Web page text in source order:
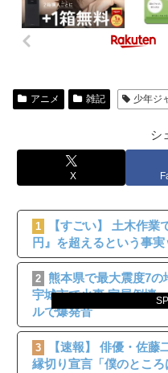
アニメ 雑記 少年ジ
シ
X
1
【すごい】 土木作
円』を超えるという事
2 熊本県で最大震度7の
宇城市で火事 家屋倒壊
ルで爆発音
3
【速報】 俳優・佐藤
縁切り宣言「僕のとこ